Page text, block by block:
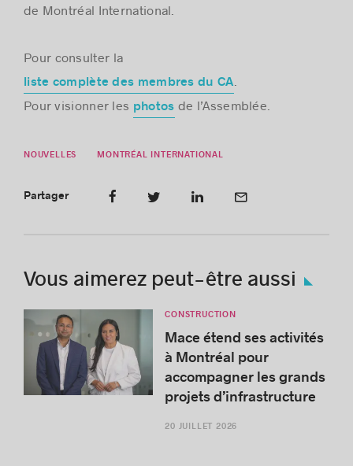
de Montréal International.
Pour consulter la
liste complète des membres du CA
Pour visionner les photos de l’Assemblée.
NOUVELLES MONTRÉAL INTERNATIONAL
Partager
Vous aimerez peut-être aussi
CONSTRUCTION
Mace étend ses activités
à Montréal pour
accompagner les grands
projets d’infrastructure
20 JUILLET 2026